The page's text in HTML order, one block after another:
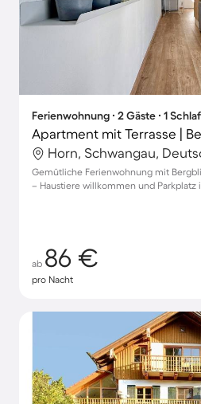
Ferienwohnung ∙ 2 Gäste ∙ 1
Apartment mit Terrasse |
Horn, Schwangau,
Gemütliche Ferienwohnung mit
– Haustiere willkommen und Parkplatz
ab 86 €
pro Nacht